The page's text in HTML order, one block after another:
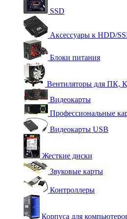
SSD
Аксессуары к HDD/
Блоки питания
Вентиляторы для ПК,
Видеокарты
Профессиональные
Видеокарты USB
Жесткие диски
Звуковые карты
Контроллеры
Корпуса для